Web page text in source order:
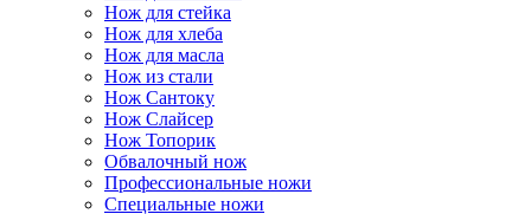
Нож для стейка
Нож для хлеба
Нож для масла
Нож из стали
Нож Сантоку
Нож Слайсер
Нож Топорик
Обвалочный нож
Профессиональные ножи
Специальные ножи